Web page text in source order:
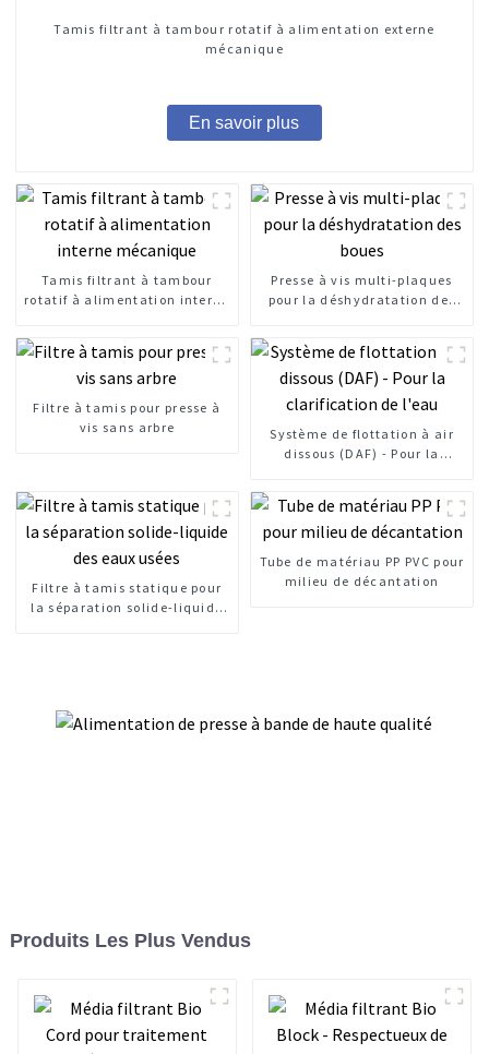
Tamis filtrant à tambour rotatif à alimentation externe
mécanique
En savoir plus
Tamis filtrant à tambour
rotatif à alimentation interne
Presse à vis multi-plaques
pour la déshydratation des
Filtre à tamis pour presse à
vis sans arbre
Système de flottation à air
dissous (DAF) - Pour la
Filtre à tamis statique pour
la séparation solide-liquide
Tube de matériau PP PVC pour
milieu de décantation
Produits Les Plus Vendus